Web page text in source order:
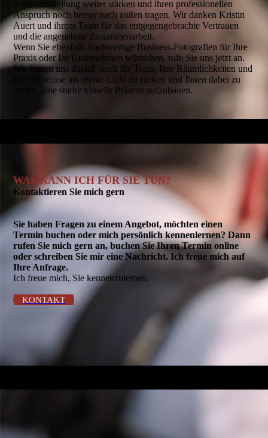
Außendarstellung weiter stärken und ihren professionellen
Anspruch noch besser nach außen tragen. Wir danken Kristin
Auert und ihrem Team für das entgegengebrachte Vertrauen
und die angenehme Zusammenarbeit.
Wenn Sie ebenfalls hochwertige Business-Fotografien für Ihre
Praxis oder Ihr Unternehmen wünschen, rufe Sie uns jetzt an.
Wir freuen uns darauf, auch Ihr Team, Ihre Räumlichkeiten und
Ihre Expertise ins rechte Licht zu rücken und Ihnen dabei zu
helfen, eine starke visuelle Präsenz aufzubauen.
WAS KANN ICH FÜR SIE TUN?
Kontaktieren Sie mich gern
Sie haben Fragen zu einem Angebot, möchten einen
Termin buchen oder mich persönlich kennenlernen? Dann
rufen Sie mich gern an, buchen Sie Ihren Termin online
oder schreiben Sie mir eine Nachricht. Ich freue mich auf
Ihre Anfrage.
Ich freue mich, Sie kennenzulernen.
KONTAKT